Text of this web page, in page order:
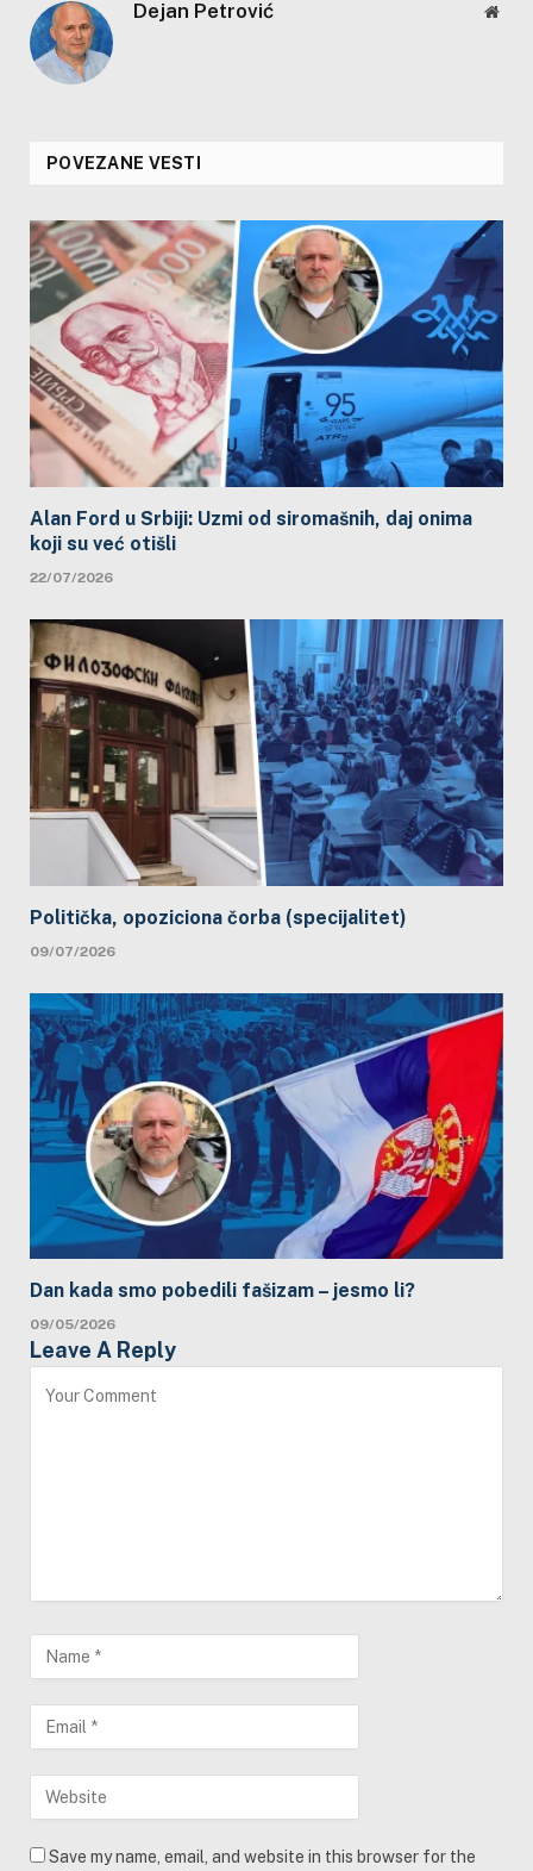
Dejan Petrović
POVEZANE VESTI
Alan Ford u Srbiji: Uzmi od siromašnih, daj onima
koji su već otišli
22/07/2026
Politička, opoziciona čorba (specijalitet)
09/07/2026
Dan kada smo pobedili fašizam – jesmo li?
09/05/2026
Leave A Reply
Save my name, email, and website in this browser for the